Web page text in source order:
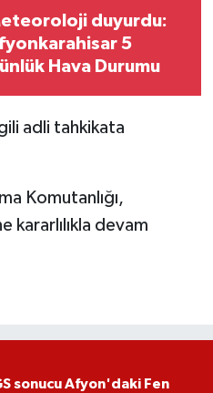
duyurdu:
5
Hava Durumu
adli tahkikata
Komutanlığı,
kararlılıkla devam
sonucu Afyon'daki Fen